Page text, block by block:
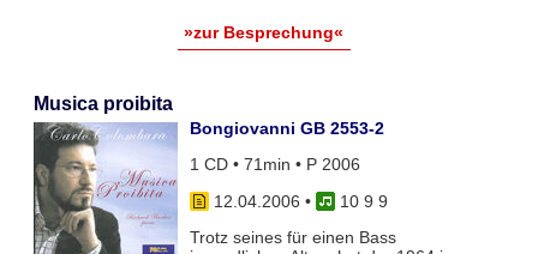
»zur Besprechung«
Musica proibita
Bongiovanni GB 2553-2
1 CD • 71min • P 2006
12.04.2006 •
10 9 9
Trotz seines für einen Bass